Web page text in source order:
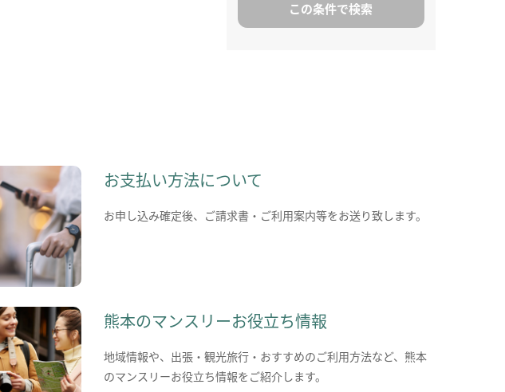
お支払い方法について
お申し込み確定後、ご請求書・ご利用案内等をお送り致します。
熊本のマンスリーお役立ち情報
地域情報や、出張・観光旅行・おすすめのご利用方法など、熊本
のマンスリーお役立ち情報をご紹介します。